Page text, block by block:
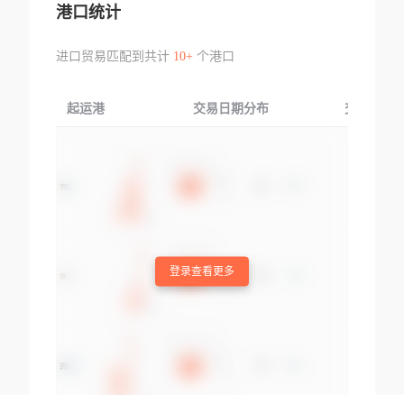
港口统计
进口贸易匹配到共计 10+个港口
起运港 交易日期分布 交易产品
登录查看更多